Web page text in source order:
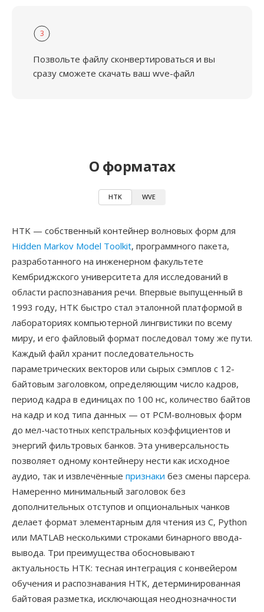
3
Позвольте файлу сконвертироваться и вы
сразу сможете скачать ваш wve-файл
О форматах
HTK WVE
HTK — собственный контейнер волновых форм для
Hidden Markov Model Toolkit, программного пакета,
разработанного на инженерном факультете
Кембриджского университета для исследований в
области распознавания речи. Впервые выпущенный в
1993 году, HTK быстро стал эталонной платформой в
лабораториях компьютерной лингвистики по всему
миру, и его файловый формат последовал тому же пути.
Каждый файл хранит последовательность
параметрических векторов или сырых сэмплов с 12-
байтовым заголовком, определяющим число кадров,
период кадра в единицах по 100 нс, количество байтов
на кадр и код типа данных — от PCM-волновых форм
до мел-частотных кепстральных коэффициентов и
энергий фильтровых банков. Эта универсальность
позволяет одному контейнеру нести как исходное
аудио, так и извлечённые признаки без смены парсера.
Намеренно минимальный заголовок без
дополнительных отступов и опциональных чанков
делает формат элементарным для чтения из C, Python
или MATLAB несколькими строками бинарного ввода-
вывода. Три преимущества обосновывают
актуальность HTK: тесная интеграция с конвейером
обучения и распознавания HTK, детерминированная
байтовая разметка, исключающая неоднозначности